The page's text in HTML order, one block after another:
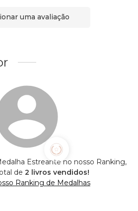
uma avaliação
Estreante no nosso Ranking,
de 2 livros vendidos!
Ranking de Medalhas